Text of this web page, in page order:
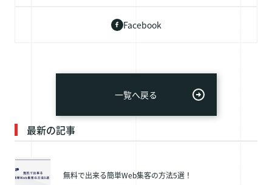
Facebook
一覧へ戻る
最新の記事
無料で出来る簡単Web集客の方法5選！